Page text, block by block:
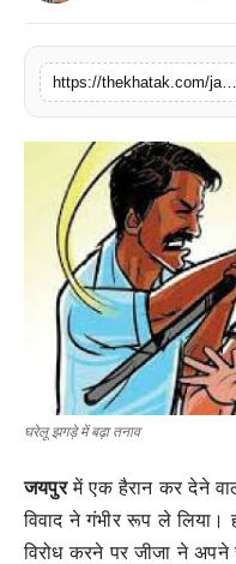
खेल
लाइफस्टाइल
अंतर्राष्ट्रीय
घरेलू झगड़े में बढ़ा तनाव
जयपुरमें एक हैरान कर देने
विवाद ने गंभीर रूप ले लिया।
विरोध करने पर जीजा ने